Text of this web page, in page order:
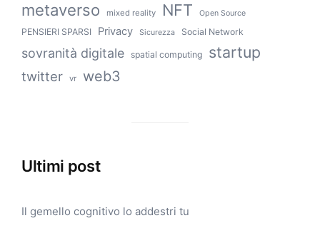
metaverso mixed reality NFT Open Source
PENSIERI SPARSI Privacy Sicurezza Social Network
sovranità digitale spatial computing startup
twitter vr web3
Ultimi post
Il gemello cognitivo lo addestri tu